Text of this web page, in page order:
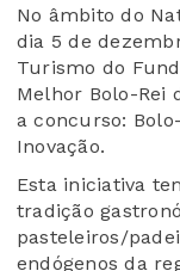
No âmbito do
dia 5 de
Turismo do
Melhor Bolo-Rei
a concurso:
Inovação.
Esta iniciativa
tradição
pasteleiros/
endógenos da